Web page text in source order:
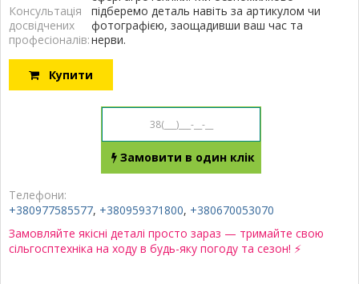
Консультація
досвідчених
професіоналів:
підберемо деталь навіть за артикулом чи
фотографією, заощадивши ваш час та
нерви.
Купити
Замовити в один клік
Телефони:
+380977585577, +380959371800, +380670053070
Замовляйте якісні деталі просто зараз — тримайте свою
сільгосптехніка на ходу в будь-яку погоду та сезон! ⚡